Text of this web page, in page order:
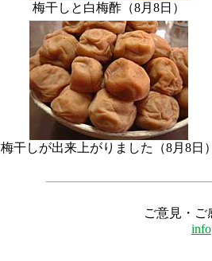
梅干しと白梅酢（8月8日）
梅干しが出来上がりました（8月8日
ご意見・ご